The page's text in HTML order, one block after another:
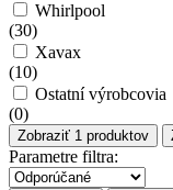
Whirlpool
(30)
Xavax
(10)
Ostatní výrobcovia
(0)
Zobraziť 1 produktov
Parametre filtra: